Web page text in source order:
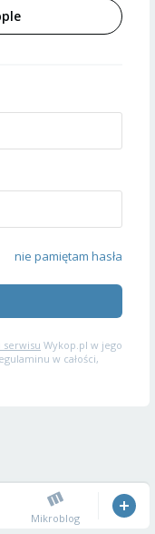
nie pamiętam hasła
serwisu Wykop.pl w jego
w całości,
Mikroblog